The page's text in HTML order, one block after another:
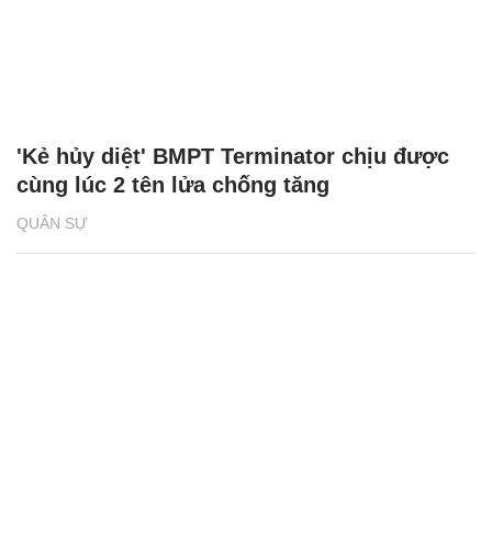
QUÂN SỰ
'Kẻ hủy diệt' BMPT Terminator chịu được
cùng lúc 2 tên lửa chống tăng